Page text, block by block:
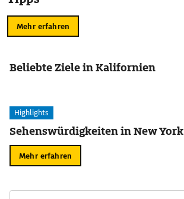
Mehr erfahren
Beliebte Ziele in Kalifornien
Highlights
Sehenswürdigkeiten in New York
Mehr erfahren